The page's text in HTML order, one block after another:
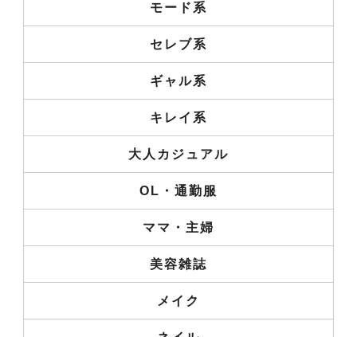
モード系
セレブ系
ギャル系
キレイ系
大人カジュアル
OL・通勤服
ママ・主婦
美容雑誌
メイク